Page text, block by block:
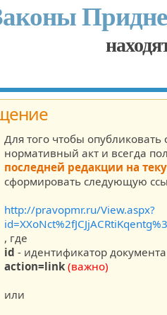
Для того чтобы опубликовать
нормативный акт и всегда
последней редакции на
сформировать следующую
http://pravopmr.ru/View.aspx?
, где
id - идентификатор документа
action=link(важно)
или